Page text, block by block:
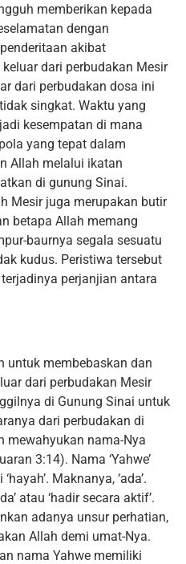
memberikan kepada
dengan
akibat
dari perbudakan Mesir
dari perbudakan dosa ini
singkat. Waktu yang
kesempatan di mana
yang tepat dalam
Allah melalui ikatan
di gunung Sinai.
Mesir juga merupakan butir
betapa Allah memang
baurnya segala sesuatu
kudus. Peristiwa tersebut
perjanjian antara
untuk membebaskan dan
dari perbudakan Mesir
di Gunung Sinai untuk
dari perbudakan di
mewahyukan nama-Nya
3:14). Nama ‘Yahwe’
Maknanya, ‘ada’.
atau ‘hadir secara aktif’.
adanya unsur perhatian,
Allah demi umat-Nya.
nama Yahwe memiliki